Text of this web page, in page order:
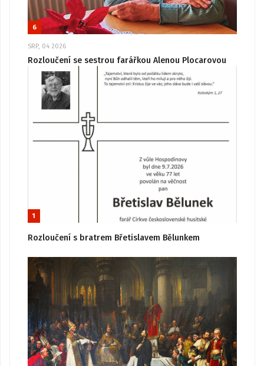
6
SRP, 04 2026
Rozloučení se sestrou farářkou Alenou Plocarovou
1
Rozloučení s bratrem Břetislavem Bělunkem